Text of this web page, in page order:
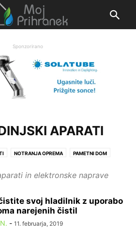
Sponzorirano
APARATI
NOTRANJA OPREMA PAMETNI DOM
in elektronske naprave
svoj hladilnik z uporabo
narejenih čistil
- 11. februarja, 2019